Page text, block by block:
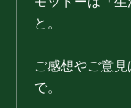
と。
ご感想やご意
で。